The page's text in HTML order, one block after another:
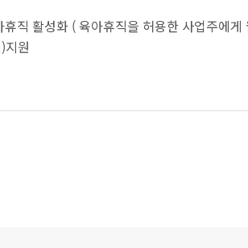
직 활성화 ( 육아휴직을 허용한 사업주에
지원